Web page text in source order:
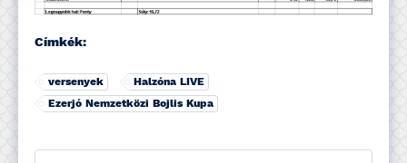
Címkék:
versenyek
Halzóna LIVE
Ezerjó Nemzetközi Bojlis Kupa